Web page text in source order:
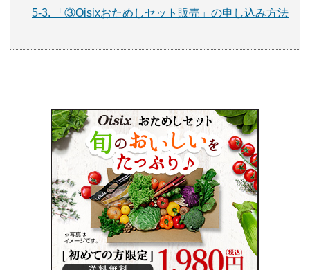
5-3. 「③Oisixおためしセット販売」の申し込み方法